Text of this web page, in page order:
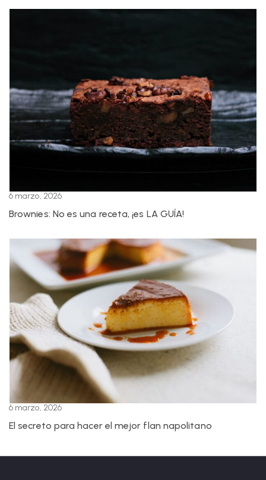
6 marzo, 2026
Brownies: No es una receta, ¡es LA GUÍA!
6 marzo, 2026
El secreto para hacer el mejor flan napolitano